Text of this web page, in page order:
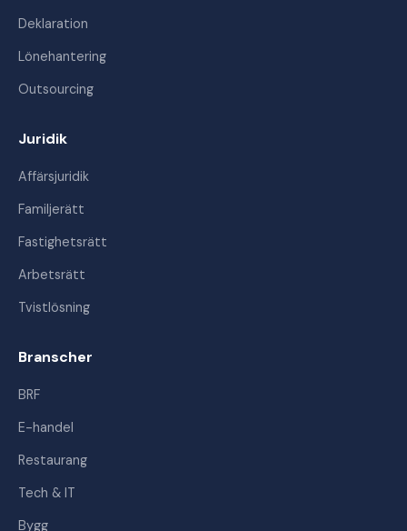
Deklaration
Lönehantering
Outsourcing
Juridik
Affärsjuridik
Familjerätt
Fastighetsrätt
Arbetsrätt
Tvistlösning
Branscher
BRF
E-handel
Restaurang
Tech & IT
Bygg